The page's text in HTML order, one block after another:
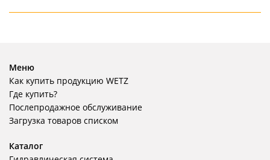
Меню
Как купить продукцию WETZ
Где купить?
Послепродажное обслуживание
Загрузка товаров списком
Каталог